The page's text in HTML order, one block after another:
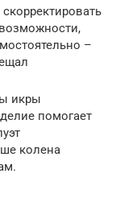
–
икры
помогает
колена